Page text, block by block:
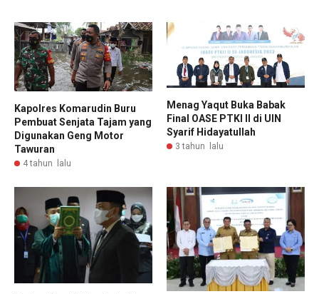
Kapolres Komarudin Buru
Pembuat Senjata Tajam yang
Digunakan Geng Motor
Tawuran
4 tahun lalu
Menag Yaqut Buka Babak
Final OASE PTKI II di UIN
Syarif Hidayatullah
3 tahun lalu